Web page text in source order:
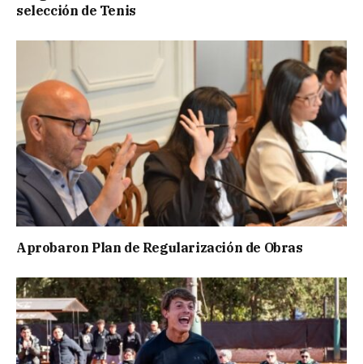
selección de Tenis
Aprobaron Plan de Regularización de Obras